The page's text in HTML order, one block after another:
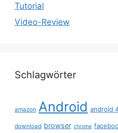
Tutorial
Video-Review
Schlagwörter
amazon Android android
download browser chrome